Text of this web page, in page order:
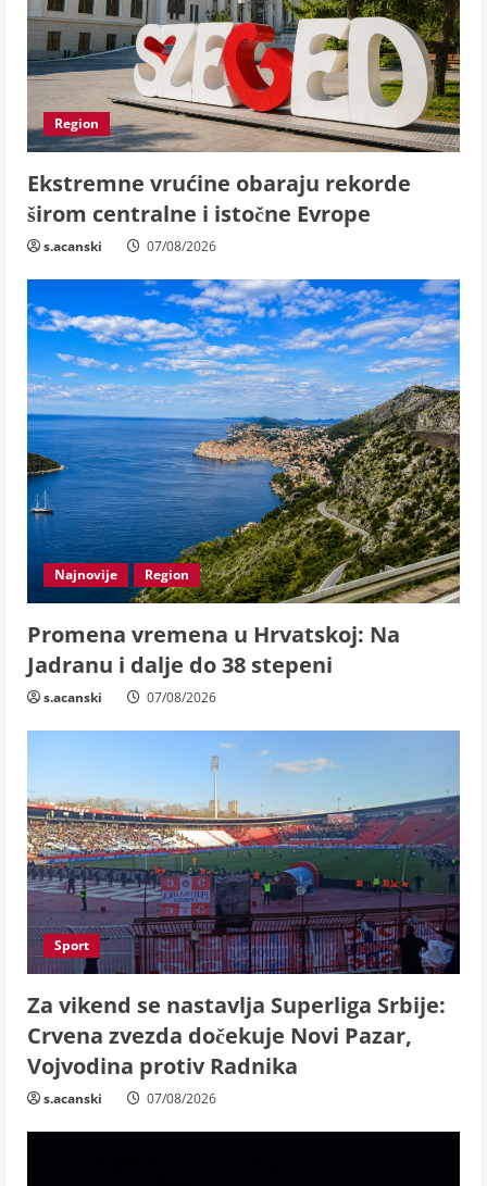
Region
Ekstremne vrućine obaraju rekorde
širom centralne i istočne Evrope
s.acanski 07/08/2026
Najnovije Region
Promena vremena u Hrvatskoj: Na
Jadranu i dalje do 38 stepeni
s.acanski 07/08/2026
Sport
Za vikend se nastavlja Superliga Srbije:
Crvena zvezda dočekuje Novi Pazar,
Vojvodina protiv Radnika
s.acanski 07/08/2026